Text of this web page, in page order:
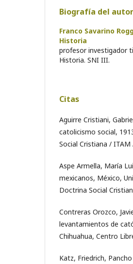
Biografía del
Franco Savarino
Historia
profesor investigador
Historia. SNI III.
Citas
Aguirre Cristiani,
catolicismo social,
Social Cristiana / ITAM
Aspe Armella, María
mexicanos, México,
Doctrina Social
Contreras Orozco,
levantamientos de
Chihuahua, Centro
Katz, Friedrich,